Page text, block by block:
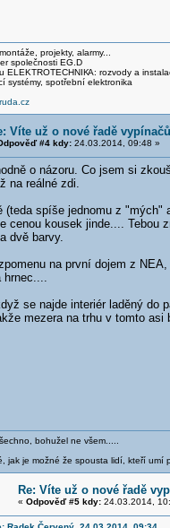
projekty, alarmy...
společnosti EG.D
ELEKTROTECHNIKA: rozvody a
systémy, spotřební elektronika
Víte už o nové řadě
#4 kdy:24.03.2014, 09:48 »
o názoru. Co jsem si
na reálné zdi.
(teda spíše jednomu z "mých"
cenou kousek jinde.... Tebou
dvě barvy.
na první dojem z
hrnec....
se najde interiér laděný do
mezera na trhu v tomto asi
bohužel ne všem.....
jak je možné že spousta lidí, kteří umí
Re: Víte už o nové řadě
« Odpověď #5 kdy:24.03.2014,